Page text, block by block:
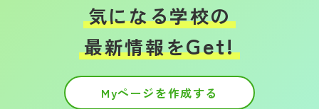
気になる学校の
最新情報をGet!
Myページを作成する